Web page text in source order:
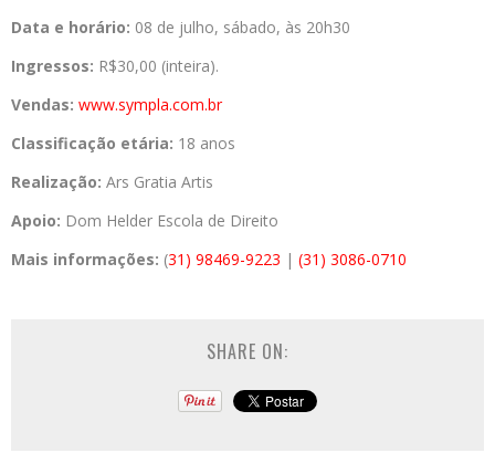
Data e horário: 08 de julho, sábado, às 20h30
Ingressos: R$30,00 (inteira).
Vendas: www.sympla.com.br
Classificação etária: 18 anos
Realização: Ars Gratia Artis
Apoio: Dom Helder Escola de Direito
Mais informações: (31) 98469-9223 | (31) 3086-0710
SHARE ON: